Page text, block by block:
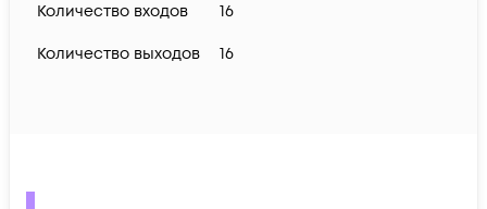
Количество входов
16
Количество выходов 16